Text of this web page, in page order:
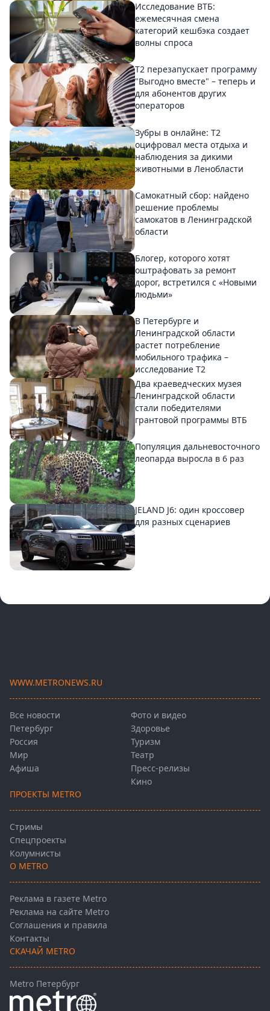
Исследование ВТБ:
ежемесячная смена
категорий кешбэка создает
волны спроса
Т2 перезапускает программу
"Выгодно вместе" – теперь и
для абонентов других
операторов
Зубры в онлайне: Т2
оцифровал места отдыха и
наблюдения за дикими
животными в Ленобласти
Самокатный сбор: найдено
решение проблемы
самокатов в Ленинградской
области
Блогер, которого хотят
оштрафовать за ремонт
дорог, встретился с «Новыми
людьми»
В Петербурге и
Ленинградской области
растет потребление
мобильного трафика –
исследование T2
Два краеведческих музея
Ленинградской области
стали победителями
грантовой программы ВТБ
Популяция дальневосточного
леопарда выросла в 6 раз
JELAND J6: один кроссовер
для разных сценариев
WWW.METRONEWS.RU
Все новости
Петербург
Россия
Мир
Афиша
Фото и видео
Здоровье
Туризм
Театр
Пресс-релизы
Кино
ПРОЕКТЫ METRO
Стримы
Спецпроекты
Колумнисты
О METRO
Реклама в газете Metro
Реклама на сайте Metro
Соглашения и правила
Контакты
СКАЧАЙ METRO
Metro Петербург